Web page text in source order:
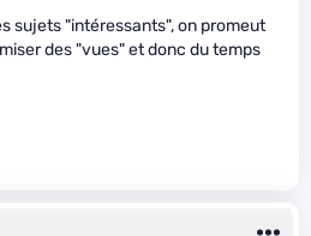
sujets "intéressants", on promeut
des "vues" et donc du temps